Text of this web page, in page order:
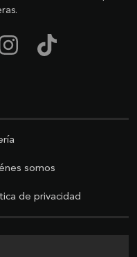
somos
de privacidad